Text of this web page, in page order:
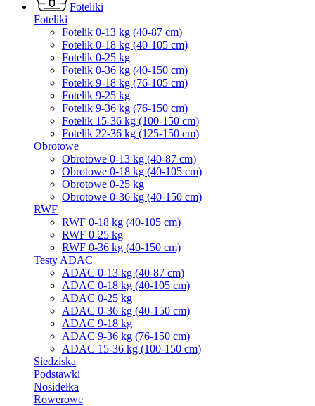
Foteliki
Foteliki
Fotelik 0-13 kg (40-87 cm)
Fotelik 0-18 kg (40-105 cm)
Fotelik 0-25 kg
Fotelik 0-36 kg (40-150 cm)
Fotelik 9-18 kg (76-105 cm)
Fotelik 9-25 kg
Fotelik 9-36 kg (76-150 cm)
Fotelik 15-36 kg (100-150 cm)
Fotelik 22-36 kg (125-150 cm)
Obrotowe
Obrotowe 0-13 kg (40-87 cm)
Obrotowe 0-18 kg (40-105 cm)
Obrotowe 0-25 kg
Obrotowe 0-36 kg (40-150 cm)
RWF
RWF 0-18 kg (40-105 cm)
RWF 0-25 kg
RWF 0-36 kg (40-150 cm)
Testy ADAC
ADAC 0-13 kg (40-87 cm)
ADAC 0-18 kg (40-105 cm)
ADAC 0-25 kg
ADAC 0-36 kg (40-150 cm)
ADAC 9-18 kg
ADAC 9-36 kg (76-150 cm)
ADAC 15-36 kg (100-150 cm)
Siedziska
Podstawki
Nosidełka
Rowerowe